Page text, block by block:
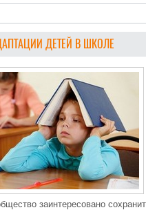
ДЕТЕЙ В ШКОЛЕ
заинтересовано